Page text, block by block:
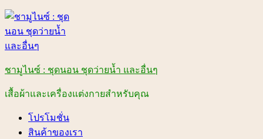
Skip
content
ชามูไนซ์ : ชุดนอน ชุดว่ายน้ำ และอื่นๆ
เสื้อผ้าและเครื่องแต่งกายสำหรับคุณ
โปรโมชั่น
สินค้าของเรา